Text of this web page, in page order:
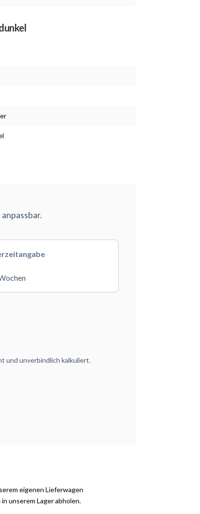
und unverbindlich kalkuliert.
eigenen Lieferwagen
unserem Lager abholen.